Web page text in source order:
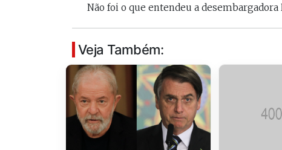
Não foi o que entendeu a desembargadora
Veja Também:
UFMA, foi presidente do
secretários da Segep,
Secma, Segov e Seduc. É
vice-governador do
Maranhão desde 2023.
da
2020/2022.